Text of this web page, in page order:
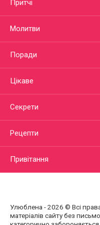
Притчі
Молитви
Поради
Цікаве
Секрети
Рецепти
Привітання
Улюблена - 2026 © Всі
матеріалів сайту без